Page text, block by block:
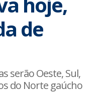
de
serão Oeste, Sul,
do Norte gaúcho